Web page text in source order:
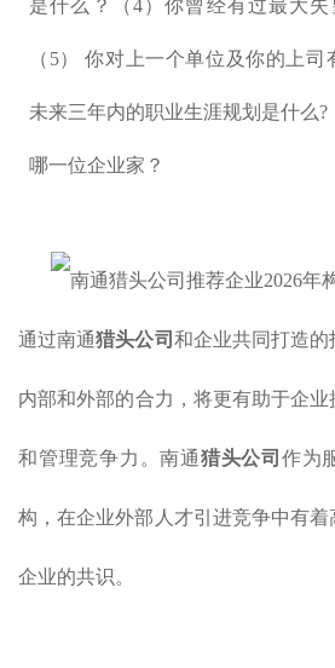
是什么？（4）你曾经有过最大
（5） 你对上一个单位及你的上
未来三年内的职业生涯规划是什么?
哪一位企业家？
通过南通猎头公司 和企业共同打造
内部和外部的合力，将更有助于企业
和管理竞争力。南通猎头公司 作为
构，在企业外部人才引进竞争中有
企业的共识。